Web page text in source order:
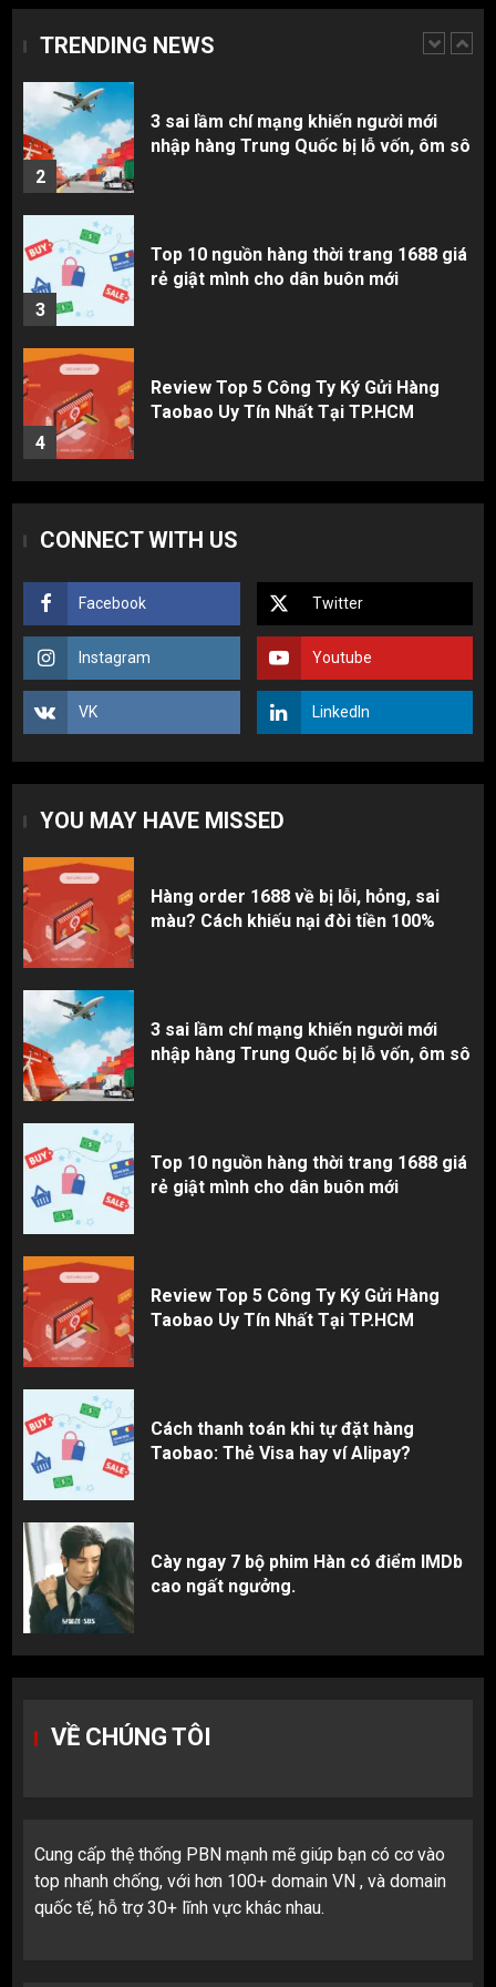
TRENDING NEWS
2
nhập hàng Trung Quốc bị lỗ vốn, ôm sô
3
Top 10 nguồn hàng thời trang 1688 giá
rẻ giật mình cho dân buôn mới
4
Review Top 5 Công Ty Ký Gửi Hàng
Taobao Uy Tín Nhất Tại TP.HCM
5
Cách thanh toán khi tự đặt hàng
Taobao: Thẻ Visa hay ví Alipay?
màu? Cách khiếu nại đòi tiền 100%
2
3 sai lầm chí mạng khiến người mới
nhập hàng Trung Quốc bị lỗ vốn, ôm sô
Top 10 nguồn hàng thời trang 1688 giá
rẻ giật mình cho dân buôn mới
CONNECT WITH US
Facebook Twitter
Instagram Youtube
VK LinkedIn
YOU MAY HAVE MISSED
Hàng order 1688 về bị lỗi, hỏng, sai
màu? Cách khiếu nại đòi tiền 100%
3 sai lầm chí mạng khiến người mới
nhập hàng Trung Quốc bị lỗ vốn, ôm sô
Top 10 nguồn hàng thời trang 1688 giá
rẻ giật mình cho dân buôn mới
Review Top 5 Công Ty Ký Gửi Hàng
Taobao Uy Tín Nhất Tại TP.HCM
Cách thanh toán khi tự đặt hàng
Taobao: Thẻ Visa hay ví Alipay?
Cày ngay 7 bộ phim Hàn có điểm IMDb
cao ngất ngưởng.
VỀ CHÚNG TÔI
Cung cấp thệ thống PBN mạnh mẽ giúp bạn có cơ vào
top nhanh chống, với hơn 100+ domain VN , và domain
quốc tế, hỗ trợ 30+ lĩnh vực khác nhau.